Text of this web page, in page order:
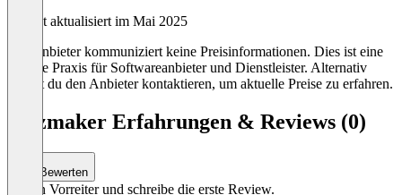
Zuletzt aktualisiert im Mai 2025
Der Anbieter kommuniziert keine Preisinformationen. Dies ist eine
übliche Praxis für Softwareanbieter und Dienstleister. Alternativ
kannst du den Anbieter kontaktieren, um aktuelle Preise zu erfahren.
quizmaker Erfahrungen & Reviews (0)
Bewerten
Sei ein Vorreiter und schreibe die erste Review.